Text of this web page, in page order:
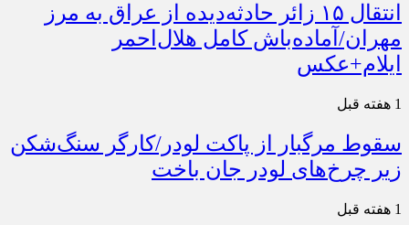
انتقال ۱۵ زائر حادثه‌دیده از عراق به مرز
مهران/آماده‌باش کامل هلال‌احمر
ایلام+عکس
1 هفته قبل
سقوط مرگبار از پاکت لودر/کارگر سنگ‌شکن
زیر چرخ‌های لودر جان باخت
1 هفته قبل